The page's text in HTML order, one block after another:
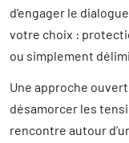
d'engager le
votre choix :
ou simplement
Une approche
désamorcer les
rencontre autour